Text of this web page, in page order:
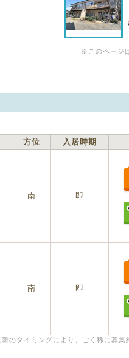
※このページ
方位 入居時期
南 即
南 即
のタイミングにより、ごく稀に募集